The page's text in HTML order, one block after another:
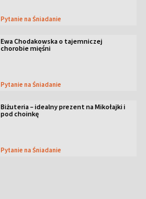
Pytanie na Śniadanie
Ewa Chodakowska o tajemniczej
chorobie mięśni
Pytanie na Śniadanie
Biżuteria – idealny prezent na Mikołajki i
pod choinkę
Pytanie na Śniadanie